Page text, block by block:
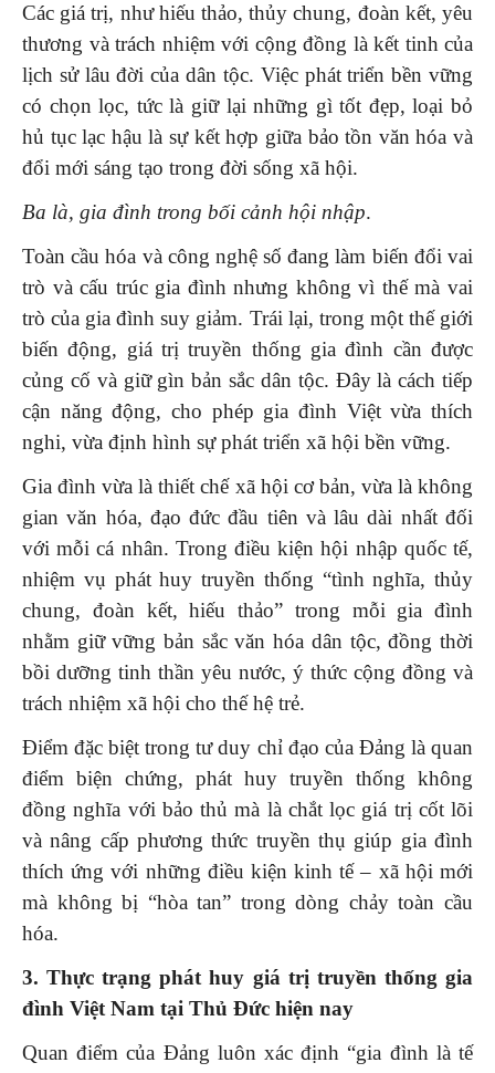
Các giá trị, như hiếu thảo, thủy chung, đoàn kết, yêu
thương và trách nhiệm với cộng đồng là kết tinh của
lịch sử lâu đời của dân tộc. Việc phát triển bền vững
có chọn lọc, tức là giữ lại những gì tốt đẹp, loại bỏ
hủ tục lạc hậu là sự kết hợp giữa bảo tồn văn hóa và
đổi mới sáng tạo trong đời sống xã hội.
Ba là, gia đình trong bối cảnh hội nhập.
Toàn cầu hóa và công nghệ số đang làm biến đổi vai
trò và cấu trúc gia đình nhưng không vì thế mà vai
trò của gia đình suy giảm. Trái lại, trong một thế giới
biến động, giá trị truyền thống gia đình cần được
củng cố và giữ gìn bản sắc dân tộc. Đây là cách tiếp
cận năng động, cho phép gia đình Việt vừa thích
nghi, vừa định hình sự phát triển xã hội bền vững.
Gia đình vừa là thiết chế xã hội cơ bản, vừa là không
gian văn hóa, đạo đức đầu tiên và lâu dài nhất đối
với mỗi cá nhân. Trong điều kiện hội nhập quốc tế,
nhiệm vụ phát huy truyền thống “tình nghĩa, thủy
chung, đoàn kết, hiếu thảo” trong mỗi gia đình
nhằm giữ vững bản sắc văn hóa dân tộc, đồng thời
bồi dưỡng tinh thần yêu nước, ý thức cộng đồng và
trách nhiệm xã hội cho thế hệ trẻ.
Điểm đặc biệt trong tư duy chỉ đạo của Đảng là quan
điểm biện chứng, phát huy truyền thống không
đồng nghĩa với bảo thủ mà là chắt lọc giá trị cốt lõi
và nâng cấp phương thức truyền thụ giúp gia đình
thích ứng với những điều kiện kinh tế – xã hội mới
mà không bị “hòa tan” trong dòng chảy toàn cầu
hóa.
3. Thực trạng phát huy giá trị truyền thống gia
đình Việt Nam tại Thủ Đức hiện nay
Quan điểm của Đảng luôn xác định “gia đình là tế